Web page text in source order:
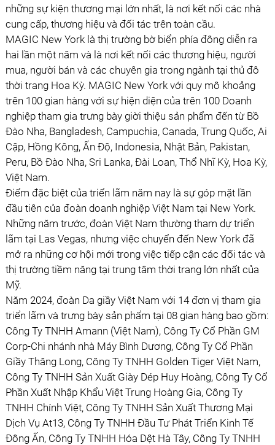
những sự kiện thương mại lớn nhất, là nơi kết nối các nhà
cung cấp, thương hiệu và đối tác trên toàn cầu.
MAGIC New York là thị trường bờ biển phía đông diễn ra
hai lần một năm và là nơi kết nối các thương hiệu, người
mua, người bán và các chuyên gia trong ngành tại thủ đô
thời trang Hoa Kỳ. MAGIC New York với quy mô khoảng
trên 100 gian hàng với sự hiện diện của trên 100 Doanh
nghiệp tham gia trưng bày giời thiệu sản phẩm đến từ Bồ
Đào Nha, Bangladesh, Campuchia, Canada, Trung Quốc, Ai
Cập, Hồng Kông, Ấn Độ, Indonesia, Nhật Bản, Pakistan,
Peru, Bồ Đào Nha, Sri Lanka, Đài Loan, Thổ Nhĩ Kỳ, Hoa Kỳ,
Việt Nam.
Điểm đặc biệt của triển lãm năm nay là sự góp mặt lần
đầu tiên của đoàn doanh nghiệp Việt Nam tại New York.
Những năm trước, đoàn Việt Nam thường tham dự triển
lãm tại Las Vegas, nhưng việc chuyển đến New York đã
mở ra những cơ hội mới trong việc tiếp cận các đối tác và
thị trường tiềm năng tại trung tâm thời trang lớn nhất của
Mỹ.
Năm 2024, đoàn Da giầy Việt Nam với 14 đơn vị tham gia
triển lãm và trưng bày sản phẩm tại 08 gian hàng bao gồm:
Công Ty TNHH Amann (Việt Nam), Công Ty Cổ Phần GM
Corp-Chi nhánh nhà Máy Bình Dương, Công Ty Cổ Phần
Giầy Thăng Long, Công Ty TNHH Golden Tiger Việt Nam,
Công Ty TNHH Sản Xuất Giày Dép Huy Hoàng, Công Ty Cổ
Phần Xuất Nhập Khẩu Việt Trung Hoàng Gia, Công Ty
TNHH Chính Việt, Công Ty TNHH Sản Xuất Thương Mại
Dịch Vụ At13, Công Ty TNHH Đầu Tư Phát Triển Kinh Tế
Đông Ấn, Công Ty TNHH Hóa Dệt Hà Tây, Công Ty TNHH